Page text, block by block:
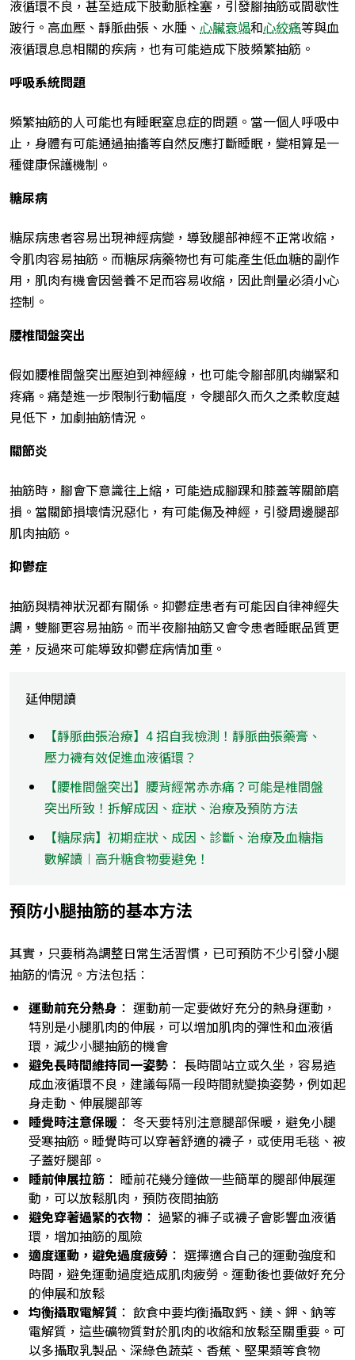
液循環不良，甚至造成下肢動脈栓塞，引發腳抽筋或間歇性
跛行。高血壓、靜脈曲張、水腫、 心臟衰竭和心絞痛等與血
液循環息息相關的疾病，也有可能造成下肢頻繁抽筋。
呼吸系統問題
頻繁抽筋的人可能也有睡眠窒息症的問題。當一個人呼吸中
止，身體有可能通過抽搐等自然反應打斷睡眠，變相算是一
種健康保護機制。
糖尿病
糖尿病患者容易出現神經病變，導致腿部神經不正常收縮，
令肌肉容易抽筋。而糖尿病藥物也有可能產生低血糖的副作
用，肌肉有機會因營養不足而容易收縮，因此劑量必須小心
控制。
腰椎間盤突出
假如腰椎間盤突出壓迫到神經線，也可能令腳部肌肉繃緊和
疼痛。痛楚進一步限制行動幅度，令腿部久而久之柔軟度越
見低下，加劇抽筋情況。
關節炎
抽筋時，腳會下意識往上縮，可能造成腳踝和膝蓋等關節磨
損。當關節損壞情況惡化，有可能傷及神經，引發周邊腿部
肌肉抽筋。
抑鬱症
抽筋與精神狀況都有關係。抑鬱症患者有可能因自律神經失
調，雙腳更容易抽筋。而半夜腳抽筋又會令患者睡眠品質更
差，反過來可能導致抑鬱症病情加重。
延伸閱讀
【靜脈曲張治療】4 招自我檢測！靜脈曲張藥膏、
壓力襪有效促進血液循環？
【腰椎間盤突出】腰背經常赤赤痛？可能是椎間盤
突出所致！拆解成因、症狀、治療及預防方法
【糖尿病】初期症狀、成因、診斷、治療及血糖指
數解讀︱高升糖食物要避免！
預防小腿抽筋的基本方法
其實，只要稍為調整日常生活習慣，已可預防不少引發小腿
抽筋的情況。方法包括︰
運動前充分熱身 ： 運動前一定要做好充分的熱身運動，
特別是小腿肌肉的伸展，可以增加肌肉的彈性和血液循
環，減少小腿抽筋的機會
避免長時間維持同一姿勢 ： 長時間站立或久坐，容易造
成血液循環不良，建議每隔一段時間就變換姿勢，例如起
身走動、伸展腿部等
睡覺時注意保暖 ： 冬天要特別注意腿部保暖，避免小腿
受寒抽筋。睡覺時可以穿著舒適的襪子，或使用毛毯、被
子蓋好腿部。
睡前伸展拉筋 ： 睡前花幾分鐘做一些簡單的腿部伸展運
動，可以放鬆肌肉，預防夜間抽筋
避免穿著過緊的衣物 ： 過緊的褲子或襪子會影響血液循
環，增加抽筋的風險
適度運動，避免過度疲勞 ： 選擇適合自己的運動強度和
時間，避免運動過度造成肌肉疲勞。運動後也要做好充分
的伸展和放鬆
均衡攝取電解質 ： 飲食中要均衡攝取鈣、鎂、鉀、鈉等
電解質，這些礦物質對於肌肉的收縮和放鬆至關重要。可
以多攝取乳製品、深綠色蔬菜、香蕉、堅果類等食物